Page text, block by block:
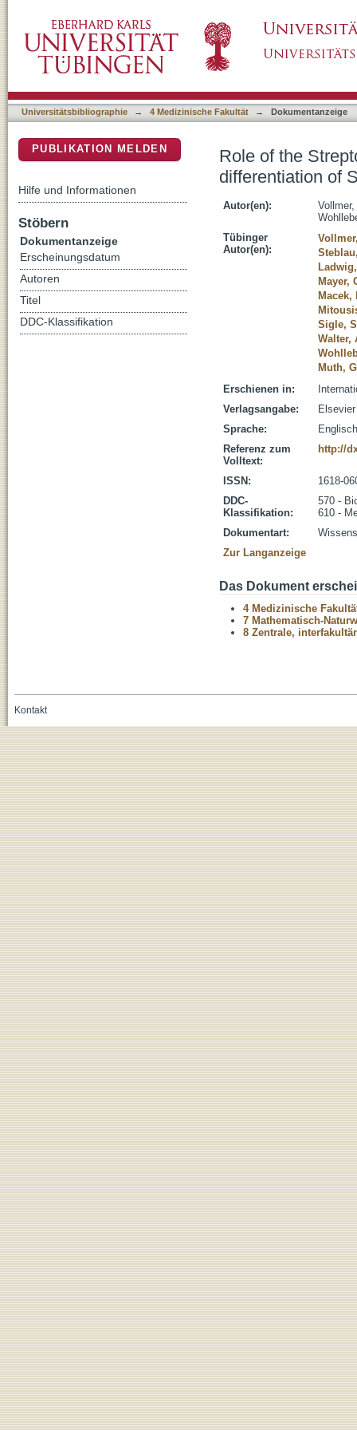
coelicolor A3(2)
Universitätsbibliographie → 4 Medizinische Fakultät → Dokumentanzeige
Role of the
differentiation of
Autor(en):
Tübinger
Autor(en):
Mayer,
Macek,
Sigle,
Walter,
Muth,
Erschienen in:
Verlagsangabe:
Sprache:
Englisch
Referenz zum
Volltext:
http://
ISSN:
1618-
DDC-
Klassifikation:
570 -
610 -
Dokumentart:
Zur Langanzeige
Das Dokument
4 Medizinische
7 Mathematisch-
8 Zentrale,
PUBLIKATION MELDEN
Hilfe und Informationen
Stöbern
Dokumentanzeige
Erscheinungsdatum
Autoren
Titel
DDC-Klassifikation
Kontakt